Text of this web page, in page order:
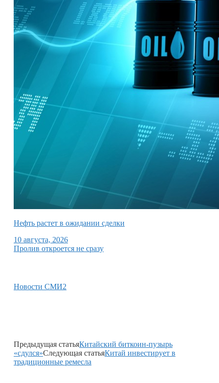
Нефть растет в ожидании сделки
10 августа, 2026
Пролив откроется не сразу
Новости СМИ2
Предыдущая статьяКитайский биткоин-пузырь
«сдулся»Следующая статьяКитай инвестирует в
традиционные ремесла